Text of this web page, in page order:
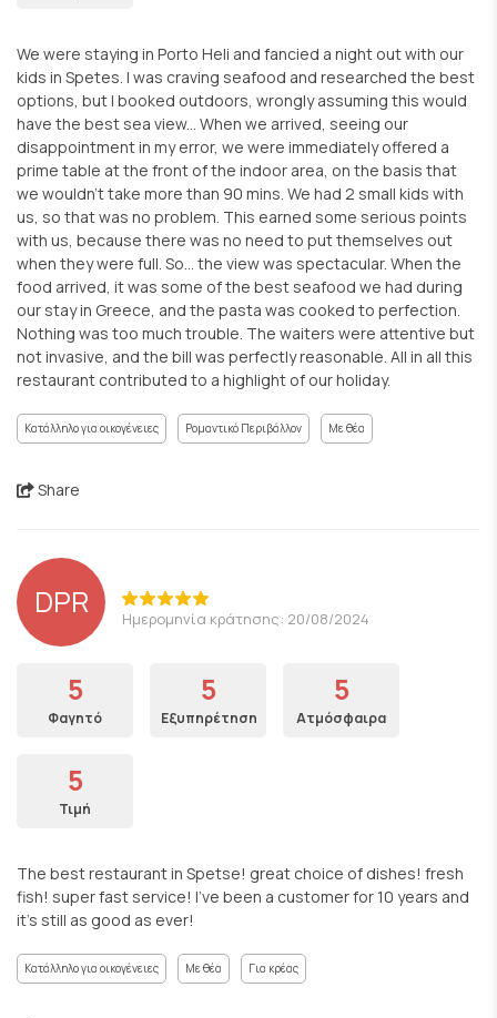
We were staying in Porto Heli and fancied a night out with our
kids in Spetes. I was craving seafood and researched the best
options, but I booked outdoors, wrongly assuming this would
have the best sea view... When we arrived, seeing our
disappointment in my error, we were immediately offered a
prime table at the front of the indoor area, on the basis that
we wouldn't take more than 90 mins. We had 2 small kids with
us, so that was no problem. This earned some serious points
with us, because there was no need to put themselves out
when they were full. So... the view was spectacular. When the
food arrived, it was some of the best seafood we had during
our stay in Greece, and the pasta was cooked to perfection.
Nothing was too much trouble. The waiters were attentive but
not invasive, and the bill was perfectly reasonable. All in all this
restaurant contributed to a highlight of our holiday.
Κατάλληλο για οικογένειες Ρομαντικό Περιβάλλον Με θέα
Share
DPR Ημερομηνία κράτησης: 20/08/2024
5
Φαγητό
5
Εξυπηρέτηση
5
Ατμόσφαιρα
5
Τιμή
The best restaurant in Spetse! great choice of dishes! fresh
fish! super fast service! I've been a customer for 10 years and
it's still as good as ever!
Κατάλληλο για οικογένειες Με θέα Για κρέας